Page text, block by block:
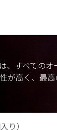
、すべてのオ
が高く、最高
り）